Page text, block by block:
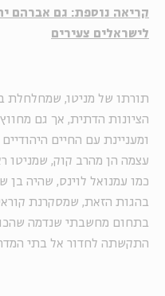
קריאה נוספת: גם אברהם
לישראלים צעירים
תורתו של מניטו, שמחלחלת
הציונות הדתית, אך גם
ומעניינת עם החיים
עצמה הן מהרב קוק, שמניטו
כמו עמנואל לוינס, שהיה בן
בהגות הזאת, שמסקרנת
בתחום מחשבתי שנדמה
התקשתה לחדור אל בתי